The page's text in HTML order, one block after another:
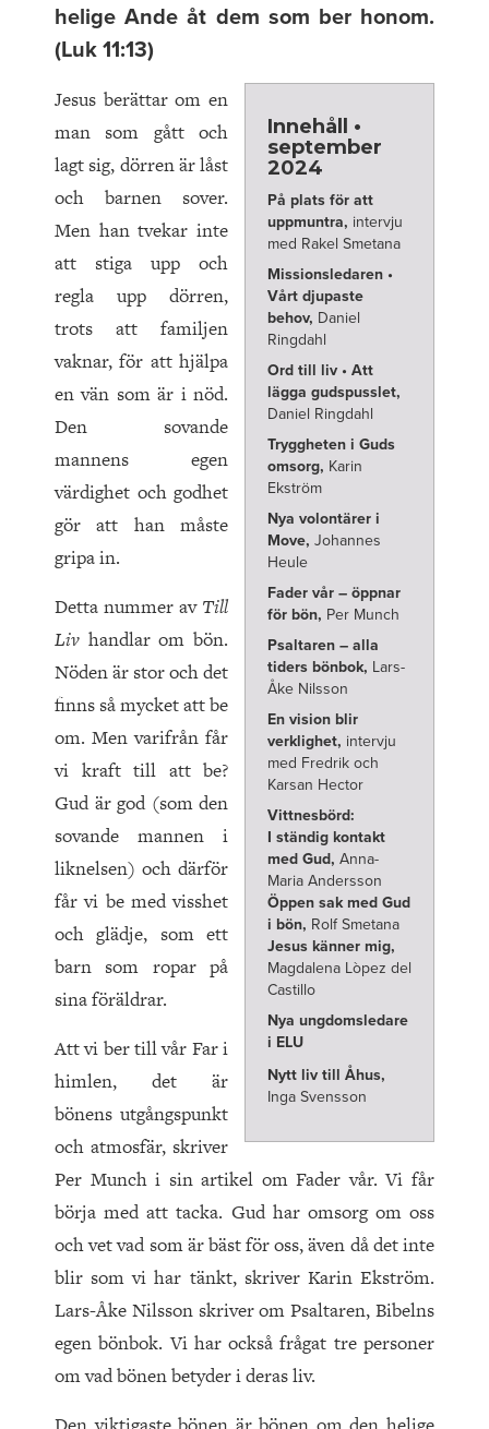
helige Ande åt dem som ber honom.
(Luk 11:13)
Innehåll •
september
2024
På plats för att
uppmuntra, intervju
med Rakel Smetana
Missionsledaren •
Vårt djupaste
behov, Daniel
Ringdahl
Ord till liv • Att
lägga gudspusslet,
Daniel Ringdahl
Tryggheten i Guds
omsorg, Karin
Ekström
Nya volontärer i
Move, Johannes
Heule
Fader vår – öppnar
för bön, Per Munch
Psaltaren – alla
tiders bönbok, Lars-
Åke Nilsson
En vision blir
verklighet, intervju
med Fredrik och
Karsan Hector
Vittnesbörd:
I ständig kontakt
med Gud, Anna-
Maria Andersson
Öppen sak med Gud
i bön, Rolf Smetana
Jesus känner mig,
Magdalena Lòpez del
Castillo
Nya ungdomsledare
i ELU
Nytt liv till Åhus,
Inga Svensson
Jesus berättar om en
man som gått och
lagt sig, dörren är låst
och barnen sover.
Men han tvekar inte
att stiga upp och
regla upp dörren,
trots att familjen
vaknar, för att hjälpa
en vän som är i nöd.
Den sovande
mannens egen
värdighet och godhet
gör att han måste
gripa in.
Detta nummer av Till
Liv handlar om bön.
Nöden är stor och det
finns så mycket att be
om. Men varifrån får
vi kraft till att be?
Gud är god (som den
sovande mannen i
liknelsen) och därför
får vi be med visshet
och glädje, som ett
barn som ropar på
sina föräldrar.
Att vi ber till vår Far i
himlen, det är
bönens utgångspunkt
och atmosfär, skriver
Per Munch i sin artikel om Fader vår. Vi får
börja med att tacka. Gud har omsorg om oss
och vet vad som är bäst för oss, även då det inte
blir som vi har tänkt, skriver Karin Ekström.
Lars-Åke Nilsson skriver om Psaltaren, Bibelns
egen bönbok. Vi har också frågat tre personer
om vad bönen betyder i deras liv.